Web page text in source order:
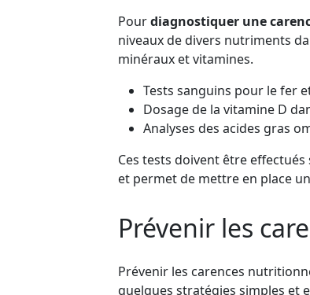
Pourdiagnostiquer une
niveaux de divers nutriments
minéraux et vitamines.
Tests sanguins pour le fer
Dosage de la vitamine D
Analyses des acides gras
Ces tests doivent être
et permet de mettre en place
Prévenir les
Prévenir les carences
quelques stratégies simples et